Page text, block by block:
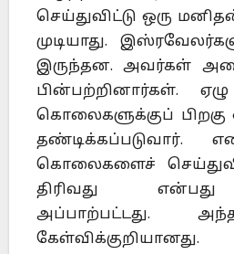
செய்துவிட்டு ஒரு
முடியாது.
இருந்தன. அவர்கள்
பின்பற்றினார்கள்.
கொலைகளுக்குப் பிறகு
கொலைகளைச்
திரிவது
அப்பாற்பட்டது.